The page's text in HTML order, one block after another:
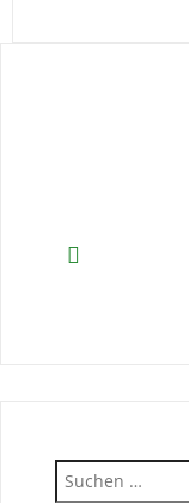
Suche
nach: